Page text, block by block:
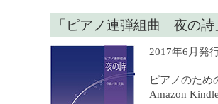
「ピアノ連弾組曲 夜の詩
2017年6月発
ピアノのため
Amazon